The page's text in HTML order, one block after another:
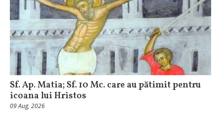
Sf. Ap. Matia; Sf. 10 Mc. care au pătimit pentru
icoana lui Hristos
09 Aug, 2026